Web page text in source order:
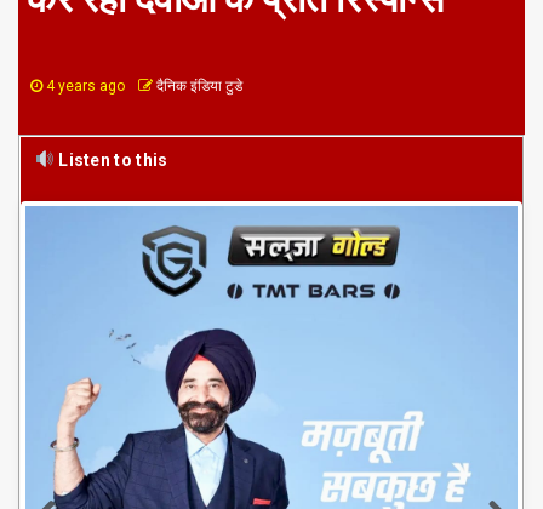
4 years ago दैनिक इंडिया टुडे
Listen to this